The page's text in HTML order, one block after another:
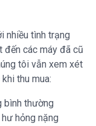
nhiều tình trạng
đến các máy đã cũ
tôi vẫn xem xét
thu mua:
bình thường
hỏng nặng